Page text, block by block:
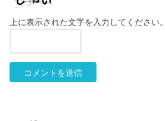
上に表示された文字を入力してください。